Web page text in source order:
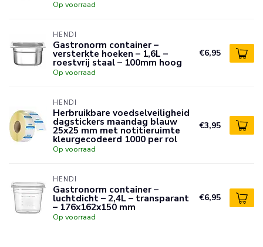
Op voorraad
HENDI
Gastronorm container –
versterkte hoeken – 1,6L –
roestvrij staal – 100mm hoog
Op voorraad
€6,95
HENDI
Herbruikbare voedselveiligheid
dagstickers maandag blauw
25x25 mm met notitieruimte
kleurgecodeerd 1000 per rol
Op voorraad
€3,95
HENDI
Gastronorm container –
luchtdicht – 2,4L – transparant
– 176x162x150 mm
Op voorraad
€6,95